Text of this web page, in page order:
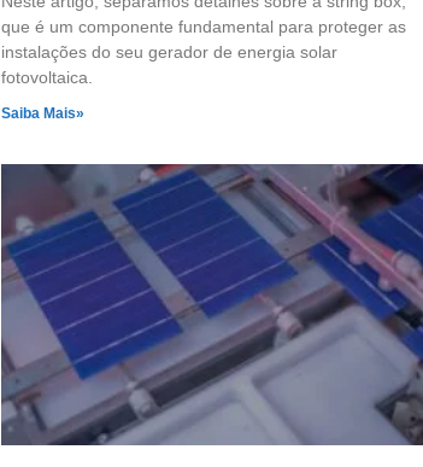
que é um componente fundamental para proteger as
instalações do seu gerador de energia solar
fotovoltaica.
Saiba Mais»